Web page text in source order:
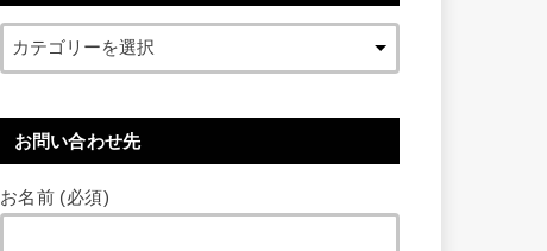
お問い合わせ先
お名前 (必須)